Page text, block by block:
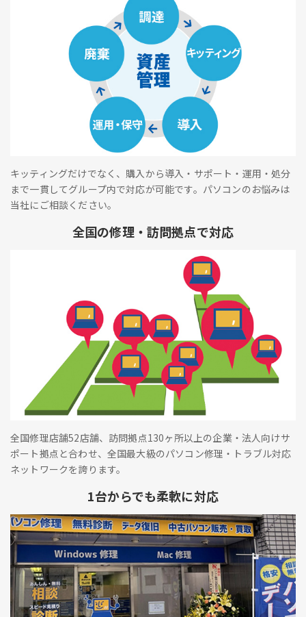
キッティングだけでなく、購入から導入・サポート・運用・処分
まで一貫してグループ内で対応が可能です。パソコンのお悩みは
当社にご相談ください。
全国の修理・訪問拠点で対応
全国修理店舗52店舗、訪問拠点130ヶ所以上の企業・法人向けサ
ポート拠点と合わせ、全国最大級のパソコン修理・トラブル対応
ネットワークを誇ります。
1台からでも柔軟に対応